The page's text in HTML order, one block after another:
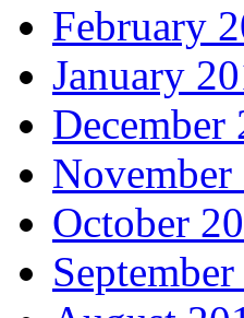
February
January
December
November
October